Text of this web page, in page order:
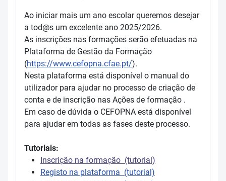
Ao iniciar mais um ano escolar queremos desejar
a tod@s um excelente ano 2025/2026.
As inscrições nas formações serão efetuadas na
Plataforma de Gestão da Formação
(https://www.cefopna.cfae.pt/).
Nesta plataforma está disponível o manual do
utilizador para ajudar no processo de criação de
conta e de inscrição nas Ações de formação .
Em caso de dúvida o CEFOPNA está disponível
para ajudar em todas as fases deste processo.
Tutoriais:
Inscrição na formação (tutorial)
Registo na plataforma (tutorial)